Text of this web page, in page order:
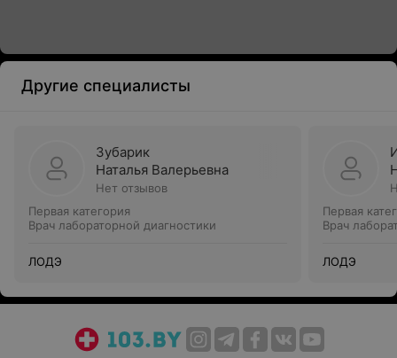
Другие специалисты
Зубарик
Наталья Валерьевна
Нет отзывов
Первая категория
Врач лабораторной диагностики
ЛОДЭ
Первая
Врач
ЛОДЭ